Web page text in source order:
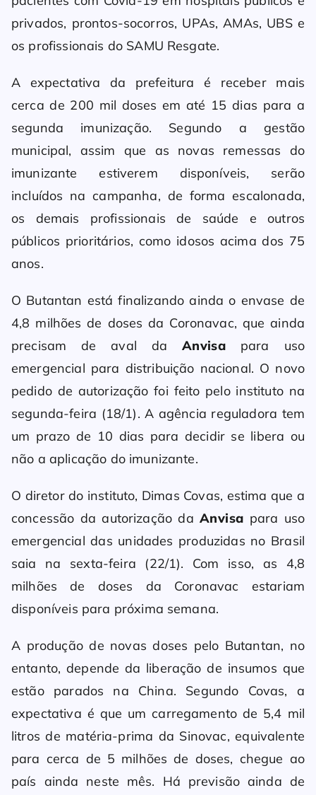
privados, prontos-socorros, UPAs, AMAs, UBS e
os profissionais do SAMU Resgate.
A expectativa da prefeitura é receber mais
cerca de 200 mil doses em até 15 dias para a
segunda imunização. Segundo a gestão
municipal, assim que as novas remessas do
imunizante estiverem disponíveis, serão
incluídos na campanha, de forma escalonada,
os demais profissionais de saúde e outros
públicos prioritários, como idosos acima dos 75
anos.
O Butantan está finalizando ainda o envase de
4,8 milhões de doses da Coronavac, que ainda
precisam de aval da Anvisa para uso
emergencial para distribuição nacional. O novo
pedido de autorização foi feito pelo instituto na
segunda-feira (18/1). A agência reguladora tem
um prazo de 10 dias para decidir se libera ou
não a aplicação do imunizante.
O diretor do instituto, Dimas Covas, estima que a
concessão da autorização daAnvisa para uso
emergencial das unidades produzidas no Brasil
saia na sexta-feira (22/1). Com isso, as 4,8
milhões de doses da Coronavac estariam
disponíveis para próxima semana.
A produção de novas doses pelo Butantan, no
entanto, depende da liberação de insumos que
estão parados na China. Segundo Covas, a
expectativa é que um carregamento de 5,4 mil
litros de matéria-prima da Sinovac, equivalente
para cerca de 5 milhões de doses, chegue ao
país ainda neste mês. Há previsão ainda de